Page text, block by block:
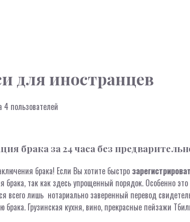
для иностранцев
4 пользователей
брака за 24 часа без
брака! Если Вы хотите быстро
брака, так как здесь упрощенный порядок. Особенно
всего лишь нотариально заверенный перевод
брака. Грузинская кухня, вино, прекрасные пейзажи